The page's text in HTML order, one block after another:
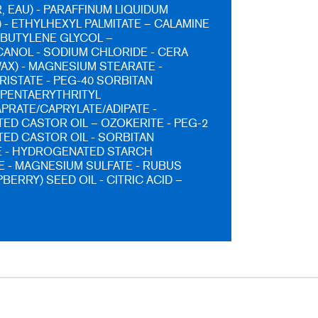
EAU) - PARAFFINUM LIQUIDUM
ETHYLHEXYL PALMITATE – CALAMINE
GLYCOL –
- SODIUM CHLORIDE - CERA
- MAGNESIUM STEARATE -
- PEG-40 SORBITAN
CAPRYLATE/ADIPATE -
CASTOR OIL – OZOKERITE - PEG-2
CASTOR OIL - SORBITAN
- HYDROGENATED STARCH
- MAGNESIUM SULFATE - RUBUS
SEED OIL - CITRIC ACID –